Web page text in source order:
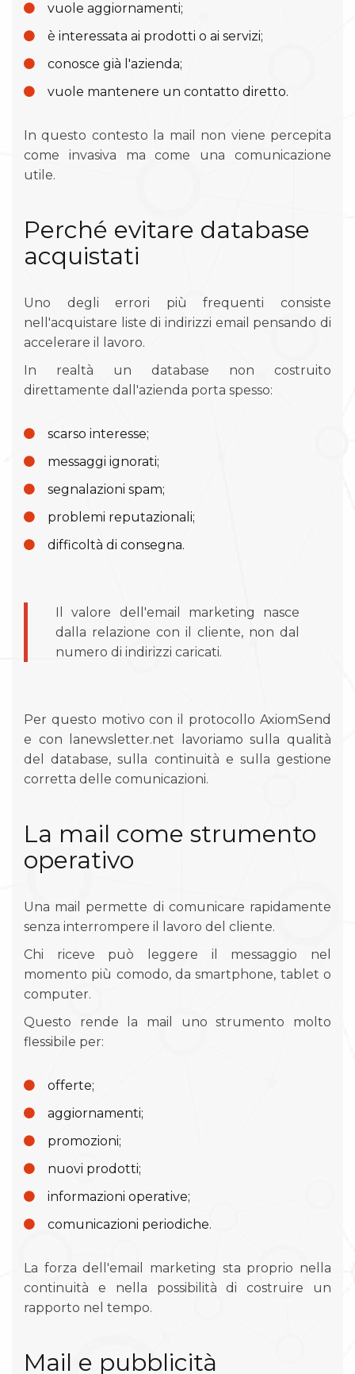
vuole aggiornamenti;
è interessata ai prodotti o ai servizi;
conosce già l'azienda;
vuole mantenere un contatto diretto.
In questo contesto la mail non viene percepita
come invasiva ma come una comunicazione
utile.
Perché evitare database
acquistati
Uno degli errori più frequenti consiste
nell'acquistare liste di indirizzi email pensando di
accelerare il lavoro.
In realtà un database non costruito
direttamente dall'azienda porta spesso:
scarso interesse;
messaggi ignorati;
segnalazioni spam;
problemi reputazionali;
difficoltà di consegna.
Il valore dell'email marketing nasce
dalla relazione con il cliente, non dal
numero di indirizzi caricati.
Per questo motivo con il protocollo AxiomSend
e con lanewsletter.net lavoriamo sulla qualità
del database, sulla continuità e sulla gestione
corretta delle comunicazioni.
La mail come strumento
operativo
Una mail permette di comunicare rapidamente
senza interrompere il lavoro del cliente.
Chi riceve può leggere il messaggio nel
momento più comodo, da smartphone, tablet o
computer.
Questo rende la mail uno strumento molto
flessibile per:
offerte;
aggiornamenti;
promozioni;
nuovi prodotti;
informazioni operative;
comunicazioni periodiche.
La forza dell'email marketing sta proprio nella
continuità e nella possibilità di costruire un
rapporto nel tempo.
Mail e pubblicità